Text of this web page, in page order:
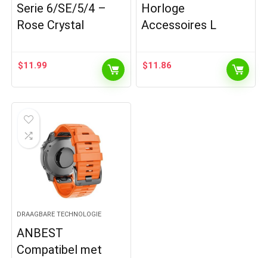
Serie 6/SE/5/4 –
Rose Crystal
$11.99
Horloge
Accessoires L
$11.86
DRAAGBARE TECHNOLOGIE
ANBEST
Compatibel met